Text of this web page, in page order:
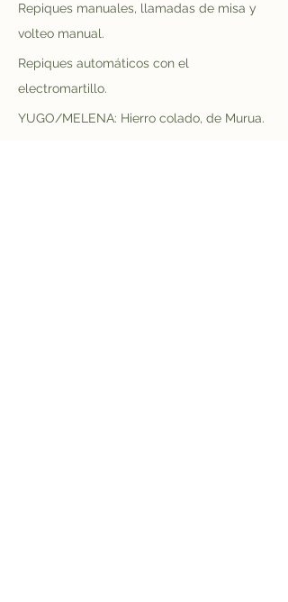
Repiques manuales, llamadas de misa y
volteo manual.
Repiques automáticos con el
electromartillo.
YUGO/MELENA: Hierro colado, de Murua.